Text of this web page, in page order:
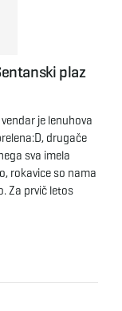
plaz
je lenuhova
drugače
sva imela
rokavice so nama
Za prvič letos